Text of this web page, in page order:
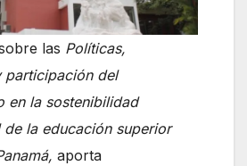
las Políticas,
participación del
en la sostenibilidad
de la educación superior
aporta